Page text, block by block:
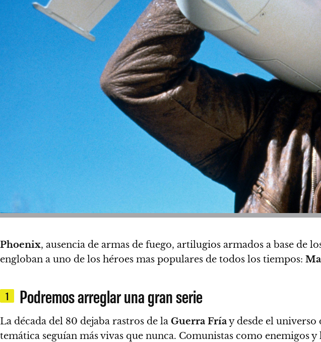
Phoenix, ausencia de armas de fuego, artilugios armados a base de
engloban a uno de los héroes mas populares de todos los tiempos:
1 Podremos arreglar una gran serie
La década del 80 dejaba rastros de la Guerra Fríay desde el universo
temática seguían más vivas que nunca. Comunistas como enemigos